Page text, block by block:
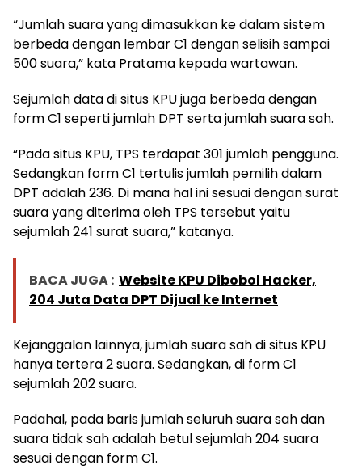
“Jumlah suara yang dimasukkan ke dalam sistem
berbeda dengan lembar C1 dengan selisih sampai
500 suara,” kata Pratama kepada wartawan.
Sejumlah data di situs KPU juga berbeda dengan
form C1 seperti jumlah DPT serta jumlah suara sah.
“Pada situs KPU, TPS terdapat 301 jumlah pengguna.
Sedangkan form C1 tertulis jumlah pemilih dalam
DPT adalah 236. Di mana hal ini sesuai dengan surat
suara yang diterima oleh TPS tersebut yaitu
sejumlah 241 surat suara,” katanya.
BACA JUGA : Website KPU Dibobol Hacker,
204 Juta Data DPT Dijual ke Internet
Kejanggalan lainnya, jumlah suara sah di situs KPU
hanya tertera 2 suara. Sedangkan, di form C1
sejumlah 202 suara.
Padahal, pada baris jumlah seluruh suara sah dan
suara tidak sah adalah betul sejumlah 204 suara
sesuai dengan form C1.